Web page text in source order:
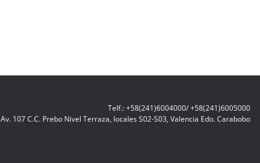
Telf.: +58(241)6004000/ +58(241)6005000
Av. 107 C.C. Prebo Nivel Terraza, locales S02-S03, Valencia Edo. Carabobo